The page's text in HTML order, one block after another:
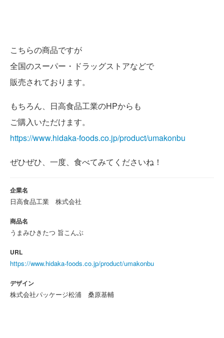
こちらの商品ですが
全国のスーパー・ドラッグストアなどで
販売されております。
もちろん、日高食品工業のHPからも
ご購入いただけます。
https://www.hidaka-foods.co.jp/product/umakonbu
ぜひぜひ、一度、食べてみてくださいね！
企業名
日高食品工業 株式会社
商品名
うまみひきたつ 旨こんぶ
URL
https://www.hidaka-foods.co.jp/product/umakonbu
デザイン
株式会社パッケージ松浦 桑原基輔